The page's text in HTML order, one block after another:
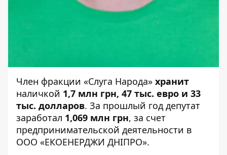
Член фракции «Слуга Народа» хранит
наличкой 1,7 млн грн, 47 тыс. евро и 33
тыс. долларов. За прошлый год депутат
заработал 1,069 млн грн, за счет
предпринимательской деятельности в
ООО «ЕКОЕНЕРДЖИ ДНІПРО».